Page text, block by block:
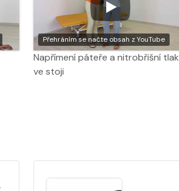
Přehráním se načte obsah z YouTube
Napřímení páteře a nitrobřišní tlak
ve stoji